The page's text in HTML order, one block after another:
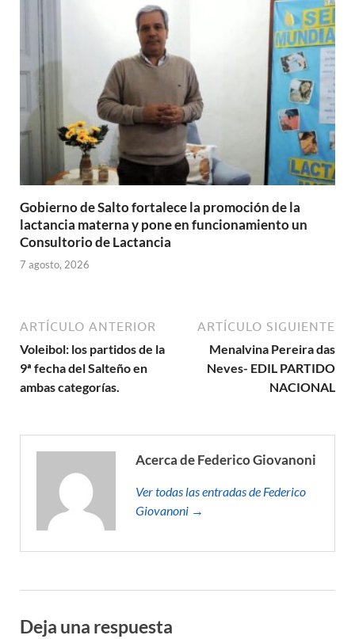
Gobierno de Salto fortalece la promoción de la
lactancia materna y pone en funcionamiento un
Consultorio de Lactancia
7 agosto, 2026
ARTÍCULO ANTERIOR
Voleibol: los partidos de la
9ª fecha del Salteño en
ambas categorías.
ARTÍCULO SIGUIENTE
Menalvina Pereira das
Neves- EDIL PARTIDO
NACIONAL
Acerca de Federico Giovanoni
Ver todas las entradas de Federico
Giovanoni →
Deja una respuesta